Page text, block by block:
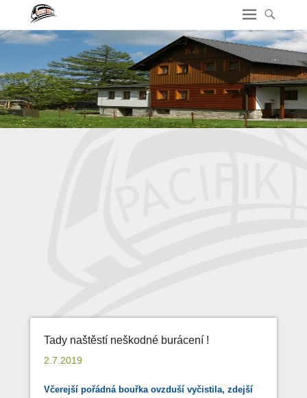
Tady naštěstí neškodné burácení !
2.7.2019
Včerejší pořádná bouřka ovzduší vyčistila, zdejší